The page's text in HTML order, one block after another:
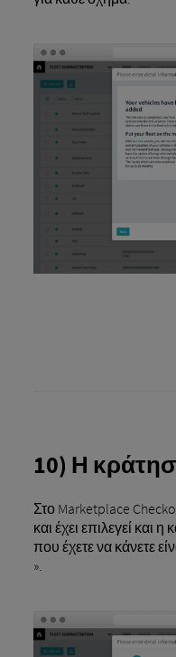
10) Η
Στο Marketplace
και έχει επιλεγεί και
που έχετε να κάνετε
».